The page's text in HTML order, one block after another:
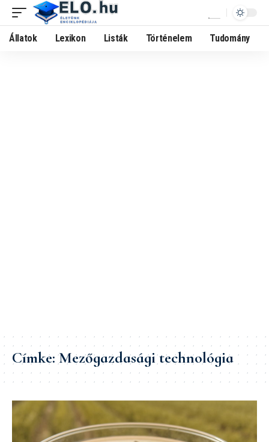
Állatok Lexikon Listák Történelem Tudomány
Címke:Mezőgazdasági technológia